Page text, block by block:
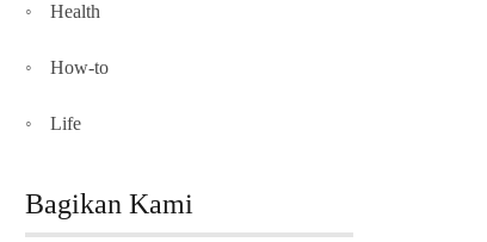
Health
How-to
Life
Bagikan Kami